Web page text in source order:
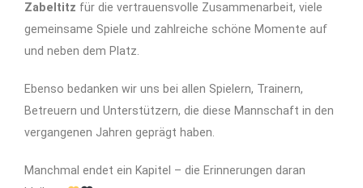
Zabeltitz für die vertrauensvolle Zusammenarbeit, viele
gemeinsame Spiele und zahlreiche schöne Momente auf
und neben dem Platz.
Ebenso bedanken wir uns bei allen Spielern, Trainern,
Betreuern und Unterstützern, die diese Mannschaft in den
vergangenen Jahren geprägt haben.
Manchmal endet ein Kapitel – die Erinnerungen daran